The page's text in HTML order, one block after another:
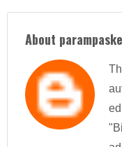
About